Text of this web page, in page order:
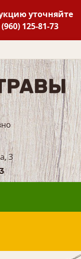
уточняйте
125-81-73
3